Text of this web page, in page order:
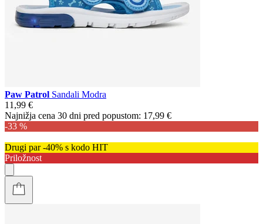
Paw Patrol Sandali Modra
11,99 €
Najnižja cena 30 dni pred popustom: 17,99 €
-33 %
Drugi par -40% s kodo HIT
Priložnost